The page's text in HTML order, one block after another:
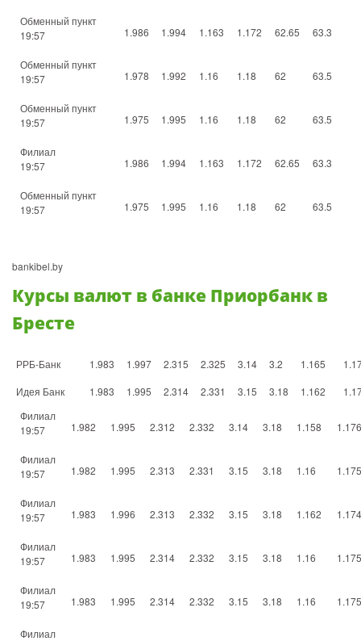
Обменный пункт
19:57
1.986 1.994 1.163 1.172 62.65 63.3
Обменный пункт
19:57
1.978 1.992 1.16 1.18 62 63.5
Обменный пункт
19:57
1.975 1.995 1.16 1.18 62 63.5
Филиал
19:57
1.986 1.994 1.163 1.172 62.65 63.3
Обменный пункт
19:57
1.975 1.995 1.16 1.18 62 63.5
bankibel.by
Курсы валют в банке Приорбанк в
Бресте
РРБ-Банк 1.983 1.997 2.315 2.325 3.14 3.2 1.165
Идея Банк
1.983 1.995 2.314 2.331 3.15 3.18 1.162
Филиал
19:57
1.982 1.995 2.312 2.332 3.14 3.18 1.158 1.176
Филиал
19:57
1.982 1.995 2.313 2.331 3.15 3.18 1.16 1.175
Филиал
19:57
1.983 1.996 2.313 2.332 3.15 3.18 1.162 1.174
Филиал
19:57
1.983 1.995 2.314 2.332 3.15 3.18 1.16 1.175
Филиал
19:57
1.983 1.995 2.314 2.332 3.15 3.18 1.16 1.175
Филиал